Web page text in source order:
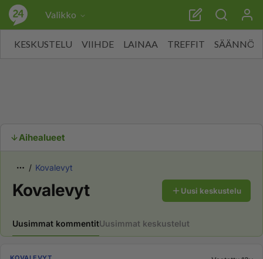
Valikko
KESKUSTELU VIIHDE LAINAA TREFFIT SÄÄNNÖT
Aihealueet
Kovalevyt
Kovalevyt Uusi keskustelu
Uusimmat kommentitUusimmat keskustelut